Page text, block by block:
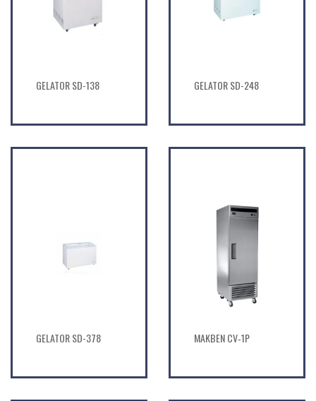
GELATOR SD-138 GELATOR SD-248
GELATOR SD-378 MAKBEN CV‐1P